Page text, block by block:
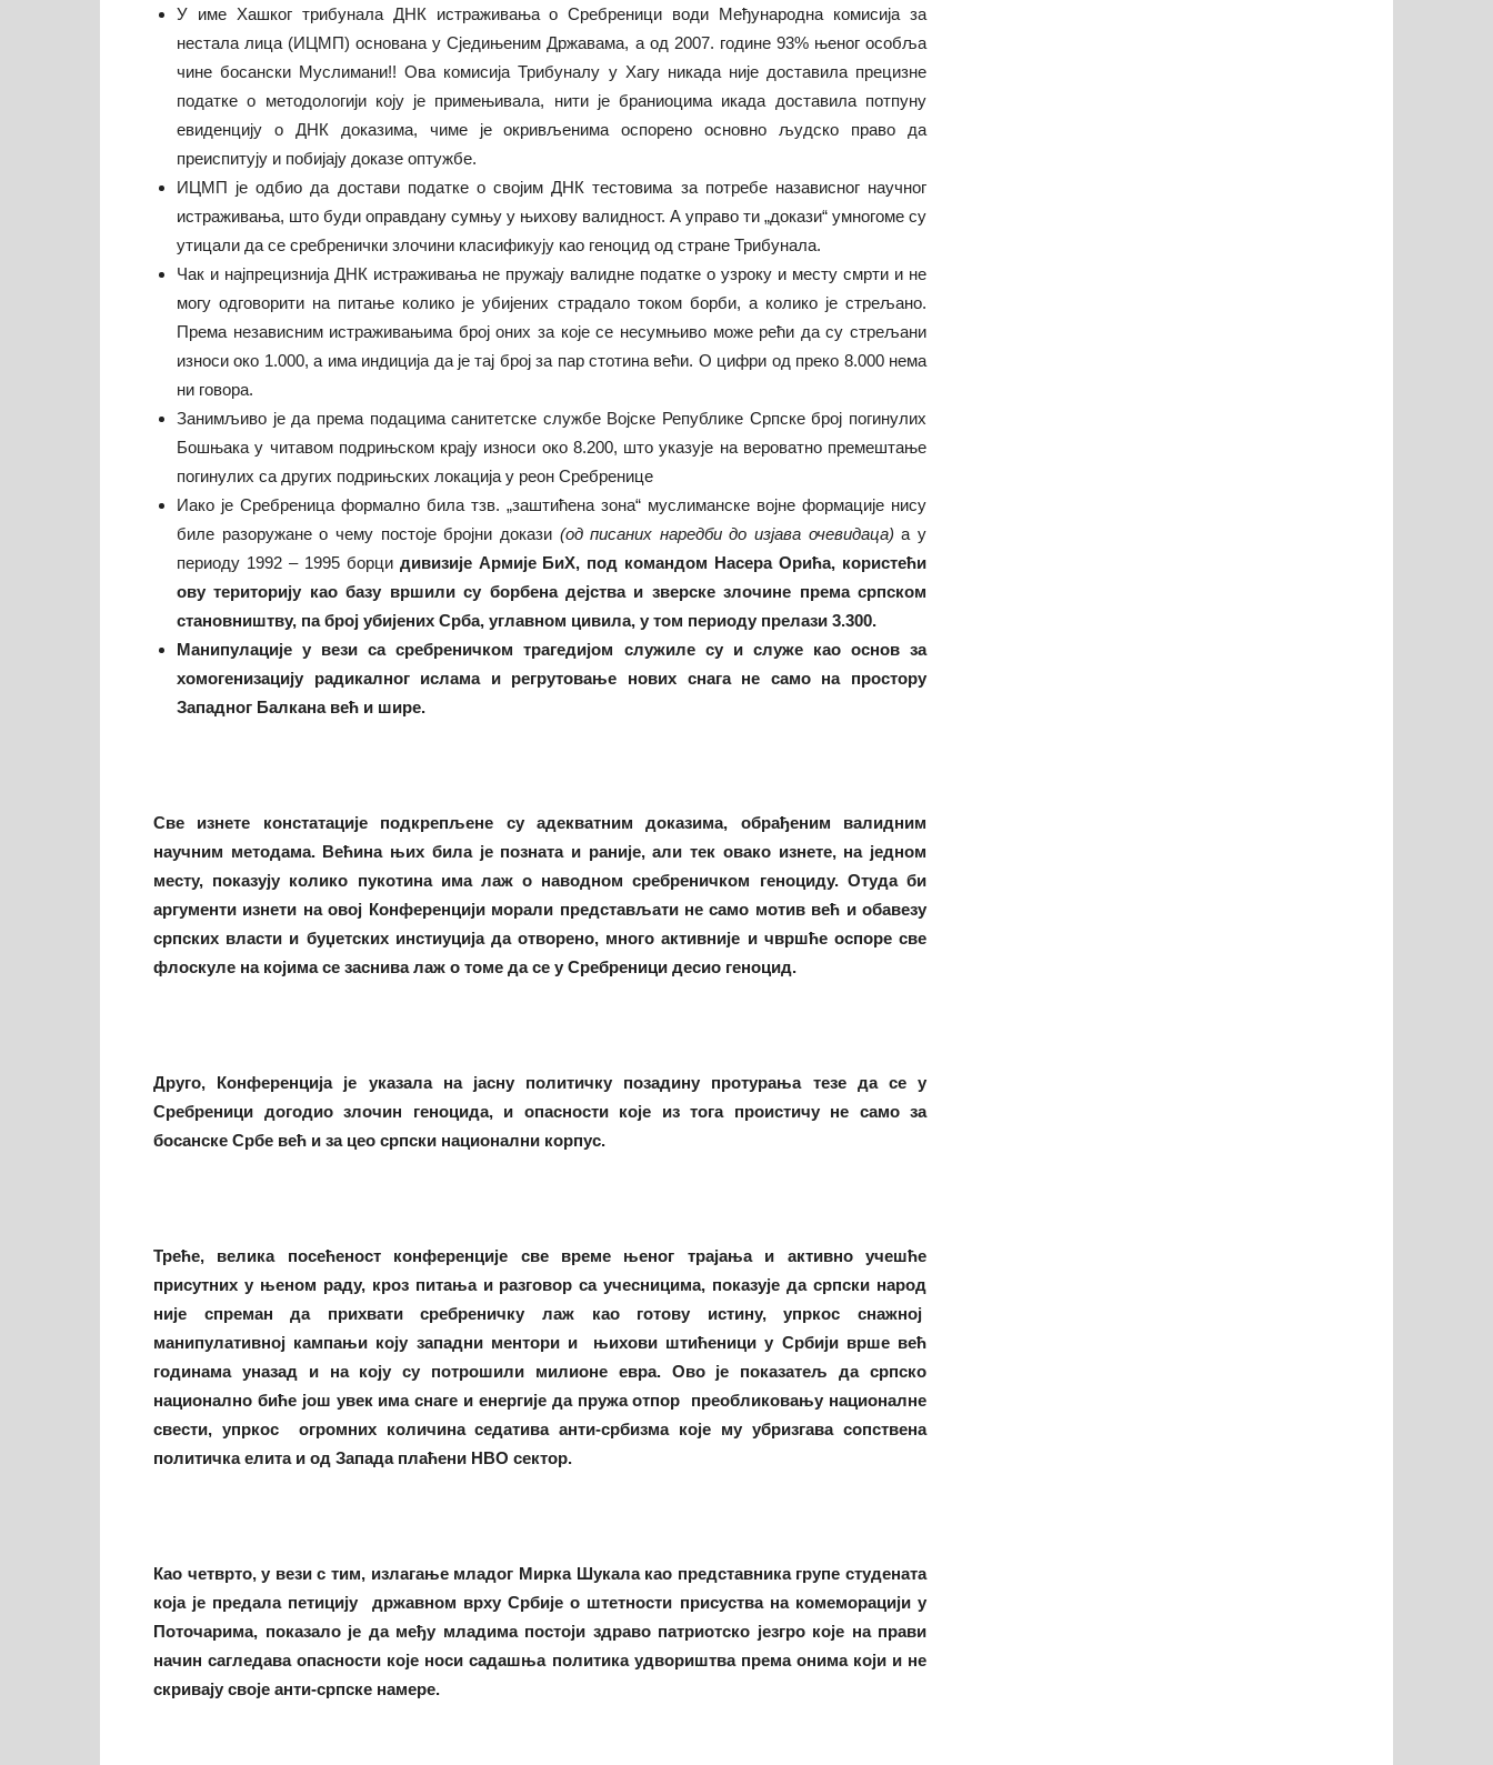
У име Хашког трибунала ДНК истраживања о Сребреници води Међународна комисија за
нестала лица (ИЦМП) основана у Сједињеним Државама, а од 2007. године 93% њеног особља
чине босански Муслимани!! Ова комисија Трибуналу у Хагу никада није доставила прецизне
податке о методологији коју је примењивала, нити је браниоцима икада доставила потпуну
евиденцију о ДНК доказима, чиме је окривљенима оспорено основно људско право да
преиспитују и побијају доказе оптужбе.
ИЦМП је одбио да достави податке о својим ДНК тестовима за потребе назависног научног
истраживања, што буди оправдану сумњу у њихову валидност. А управо ти „докази“ умногоме су
утицали да се сребренички злочини класификују као геноцид од стране Трибунала.
Чак и најпрецизнија ДНК истраживања не пружају валидне податке о узроку и месту смрти и не
могу одговорити на питање колико је убијених страдало током борби, а колико је стрељано.
Према независним истраживањима број оних за које се несумњиво може рећи да су стрељани
износи око 1.000, а има индиција да је тај број за пар стотина већи. О цифри од преко 8.000 нема
ни говора.
Занимљиво је да према подацима санитетске службе Војске Републике Српске број погинулих
Бошњака у читавом подрињском крају износи око 8.200, што указује на вероватно премештање
погинулих са других подрињских локација у реон Сребренице
Иако је Сребреница формално била тзв. „заштићена зона“ муслиманске војне формације нису
биле разоружане о чему постоје бројни докази (од писаних наредби до изјава очевидаца) а у
периоду 1992 – 1995 борци дивизије Армије БиХ, под командом Насера Орића, користећи
ову територију као базу вршили су борбена дејства и зверске злочине према српском
становништву, па број убијених Срба, углавном цивила, у том периоду прелази 3.300.
Манипулације у вези са сребреничком трагедијом служиле су и служе као основ за
хомогенизацију радикалног ислама и регрутовање нових снага не само на простору
Западног Балкана већ и шире.
Све изнете констатације подкрепљене су адекватним доказима, обрађеним валидним
научним методама. Већина њих била је позната и раније, али тек овако изнете, на једном
месту, показују колико пукотина има лаж о наводном сребреничком геноциду. Отуда би
аргументи изнети на овој Конференцији морали представљати не само мотив већ и обавезу
српских власти и буџетских инстиуција да отворено, много активније и чвршће оспоре све
флоскуле на којима се заснива лаж о томе да се у Сребреници десио геноцид.
Друго, Конференција је указала на јасну политичку позадину протурања тезе да се у
Сребреници догодио злочин геноцида, и опасности које из тога проистичу не само за
босанске Србе већ и за цео српски национални корпус.
Треће, велика посећеност конференције све време њеног трајања и активно учешће
присутних у њеном раду, кроз питања и разговор са учесницима, показује да српски народ
није спреман да прихвати сребреничку лаж као готову истину, упркос снажној
манипулативној кампањи коју западни ментори и њихови штићеници у Србији врше већ
годинама уназад и на коју су потрошили милионе евра. Ово је показатељ да српско
национално биће још увек има снаге и енергије да пружа отпор преобликовању националне
свести, упркос огромних количина седатива анти-србизма које му убризгава сопствена
политичка елита и од Запада плаћени НВО сектор.
Као четврто, у вези с тим, излагање младог Мирка Шукала као представника групе студената
која је предала петицију државном врху Србије о штетности присуства на комеморацији у
Поточарима, показалоје да међу младима постоји здраво патриотско језгро које на прави
начинсагледаваопасности које носи садашња политика удвориштва према онима који и не
скривају своје анти-српске намере.